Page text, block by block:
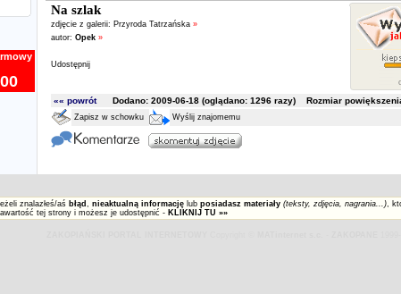
Na szlak
zdjęcie z galerii: Przyroda Tatrzańska »
autor: Opek »
Udostępnij
«« powrótDodano: 2009-06-18 (oglądano: 1296razy) Rozmiar
Zapisz w schowku Wyślij znajomemu
znalazłeś/aś błąd , nieaktualną informację lub posiadasz materiały (teksty, zdjęcia, nagrania...),
tej strony i możesz je udostępnić - KLIKNIJ TU »»